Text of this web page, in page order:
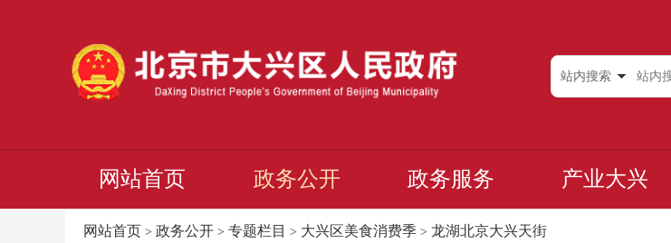
站内搜索
网站首页 政务公开 政务服务 产业大兴
网站首页 > 政务公开 > 专题栏目 > 大兴区美食消费季 > 龙湖北京大兴天街